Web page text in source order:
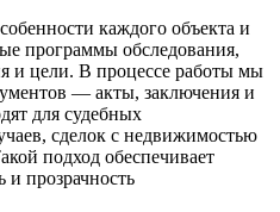
каждого объекта и
программы обследования,
и цели. В процессе работы мы
— акты, заключения и
для судебных
сделок с недвижимостью
подход обеспечивает
прозрачность